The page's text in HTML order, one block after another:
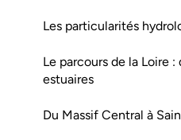
Les particularités
Le parcours de la Loire
estuaires
Du Massif Central à